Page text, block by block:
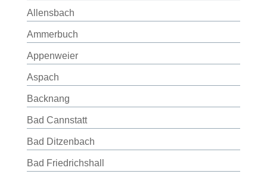
Allensbach
Ammerbuch
Appenweier
Aspach
Backnang
Bad Cannstatt
Bad Ditzenbach
Bad Friedrichshall